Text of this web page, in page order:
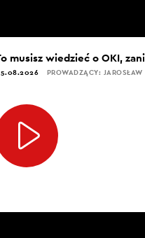
musisz wiedzieć o OKI,
PROWADZĄCY: